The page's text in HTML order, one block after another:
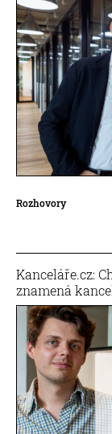
Rozhovory
Kanceláře.cz:
znamená